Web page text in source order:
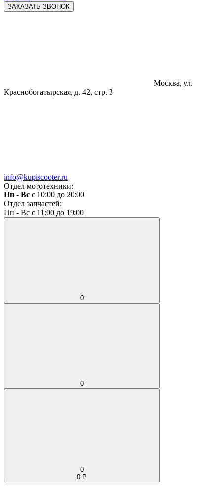
ЗАКАЗАТЬ ЗВОНОК
Москва, ул.
Краснобогатырская, д. 42, стр. 3
info@kupiscooter.ru
Отдел мототехники:
Пн - Вс с 10:00 до 20:00
Отдел запчастей:
Пн - Вс с 11:00 до 19:00
0
0
0
0 Р.